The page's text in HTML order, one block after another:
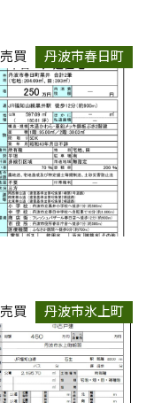
売買 丹波市春日町
売買 丹波市氷上町